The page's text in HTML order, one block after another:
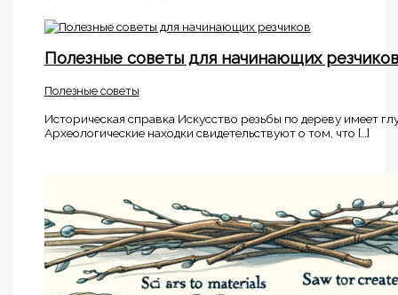
Полезные советы для начинающих резчиков
Полезные советы
Историческая справка Искусство резьбы по дереву имеет
Археологические находки свидетельствуют о том, что […]